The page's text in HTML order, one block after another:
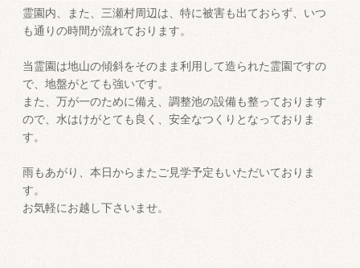
霊園内、また、三瀬村周辺は、特に被害も出ておらず、いつ
も通りの時間が流れております。
当霊園は地山の傾斜をそのまま利用して造られた霊園ですの
で、地盤がとても強いです。
また、万が一のために備え、調整池の設備も整っております
ので、水はけがとても良く、安全なつくりとなっておりま
す。
雨もあがり、本日からまたご見学予定もいただいておりま
す。
お気軽にお越し下さいませ。